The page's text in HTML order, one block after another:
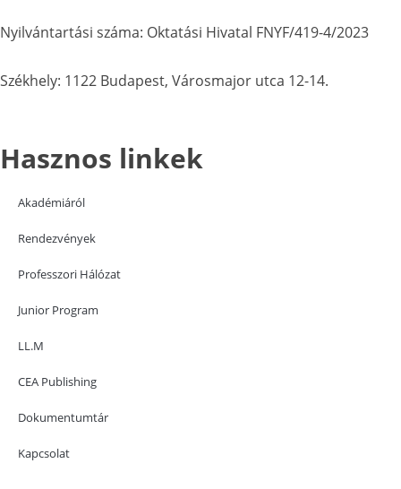
Nyilvántartási száma: Oktatási Hivatal FNYF/419-4/2023
Székhely: 1122 Budapest, Városmajor utca 12-14.
Hasznos linkek
Akadémiáról
Rendezvények
Professzori Hálózat
Junior Program
LL.M
CEA Publishing
Dokumentumtár
Kapcsolat